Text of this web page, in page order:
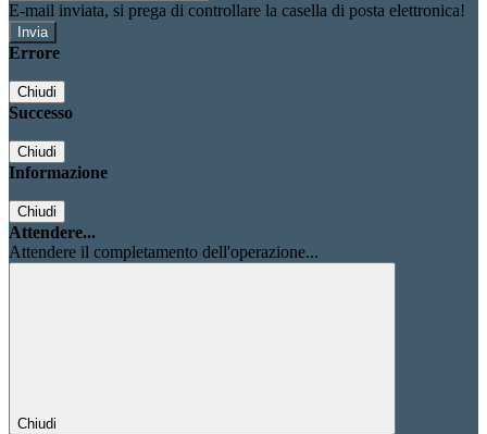
E-mail inviata, si prega di controllare la casella di posta elettronica!
Errore
Chiudi
Successo
Chiudi
Informazione
Chiudi
Attendere...
Attendere il completamento dell'operazione...
Chiudi